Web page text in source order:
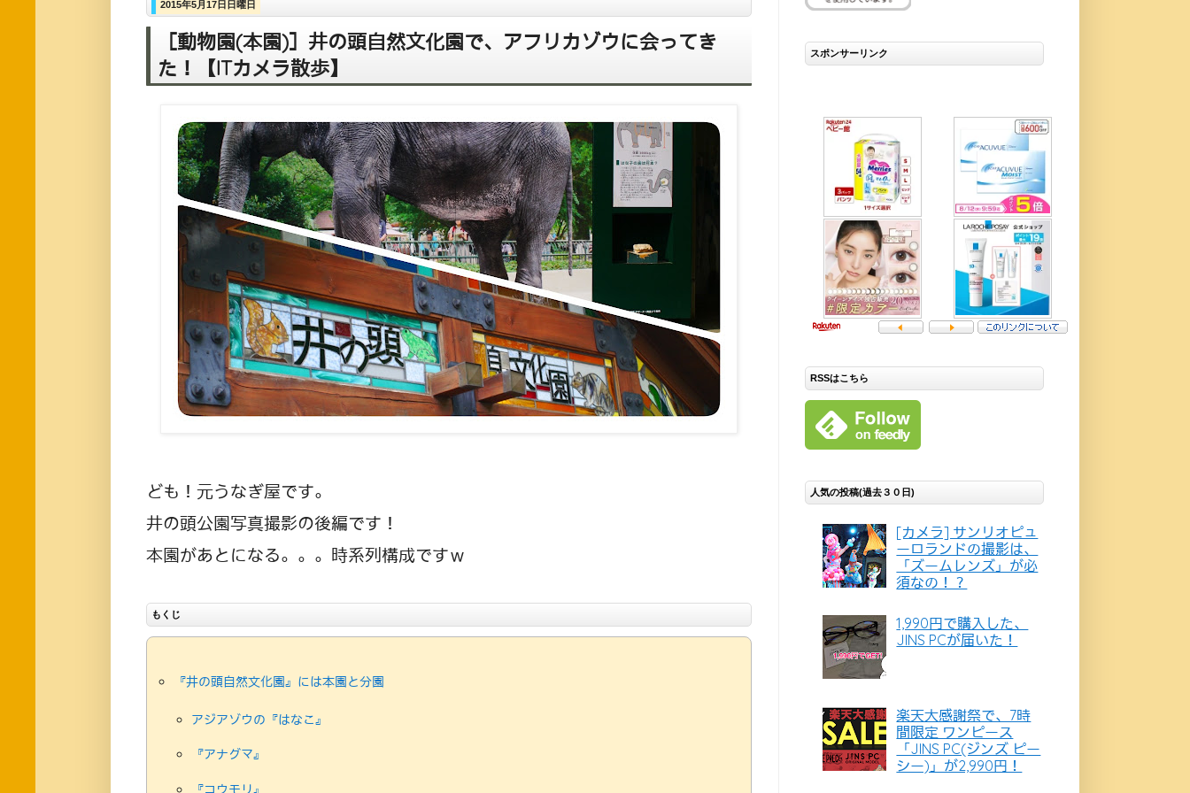
2015年5月17日日曜日
［動物園(本園)］井の頭自然文化園で、アフリカゾウに会ってき
た！【ITカメラ散歩】
ども！元うなぎ屋です。
井の頭公園写真撮影の後編です！
本園があとになる。。。時系列構成ですｗ
もくじ
『井の頭自然文化園』には本園と分園
アジアゾウの『はなこ』
『アナグマ』
『コウモリ』
スポンサーリンク
RSSはこちら
人気の投稿(過去３０日)
[カメラ] サンリオピュ
ーロランドの撮影は、
「ズームレンズ」が必
須なの！？
1,990円で購入した、
JINS PCが届いた！
楽天大感謝祭で、7時
間限定 ワンピース
「JINS PC(ジンズ ピー
シー)」が2,990円！